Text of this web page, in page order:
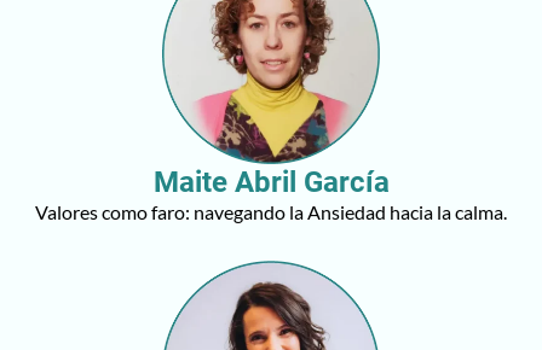
Maite Abril García
Valores como faro: navegando la Ansiedad hacia la calma.